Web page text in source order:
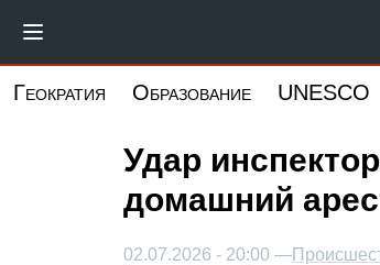
основному
Геократия Образование UNESCO
Удар
домашний
02.07.2026 - 20:00 —